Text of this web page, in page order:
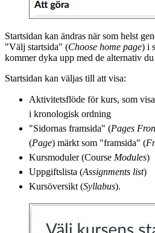
Startsidan kan ändras när som helst
"Välj startsida" (Choose home page) i
kommer dyka upp med de alternativ
Startsidan kan väljas till att visa:
Aktivitetsflöde för kurs, som
i kronologisk ordning
"Sidornas framsida" (Pages
(Page) märkt som "framsida" (
Kursmoduler (Course Modules)
Uppgiftslista (Assignments list)
Kursöversikt (Syllabus).